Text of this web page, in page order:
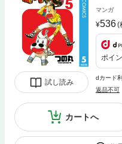
試し読み
マンガ
536(
ポイ
dカード
返品不可
カートへ